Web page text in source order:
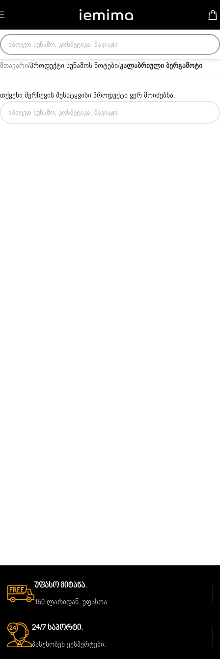
Skip to navigation
მთავარი/პროდუქტი სუნამოს ნოტები/კალაბრიული ბერგამოტი
თქვენი შერჩევის შესატყვისი პროდუქტი ვერ მოიძებნა.
Უფასო Მიტანა.
150 ლარიდან, უფასოა.
24/7 Საპორტი.
პასუხობენ ექსპერტები.